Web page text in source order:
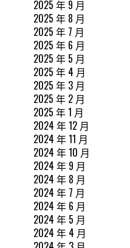
2025 年 9 月
2025 年 8 月
2025 年 7 月
2025 年 6 月
2025 年 5 月
2025 年 4 月
2025 年 3 月
2025 年 2 月
2025 年 1 月
2024 年 12 月
2024 年 11 月
2024 年 10 月
2024 年 9 月
2024 年 8 月
2024 年 7 月
2024 年 6 月
2024 年 5 月
2024 年 4 月